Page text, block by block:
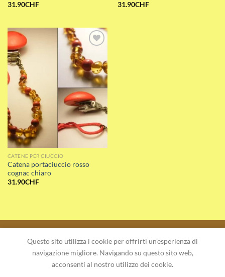
31.90CHF
31.90CHF
Add to wishlist
CATENE PER CIUCCIO
Catena portaciuccio rosso
cognac chiaro
31.90CHF
LINEE GUIDA SULLA PRIVACY – NEGOZIO ONLINE AMBERSTYLE
REGOLAMENTO DEL NEGOZIO ONLINE
Questo sito utilizza i cookie per offrirti un'esperienza di
navigazione migliore. Navigando su questo sito web,
acconsenti al nostro utilizzo dei cookie.